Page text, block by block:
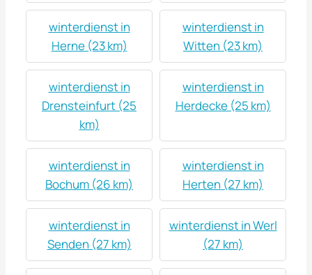
winterdienst in
Herne (23 km)
winterdienst in
Witten (23 km)
winterdienst in
Drensteinfurt (25
km)
winterdienst in
Herdecke (25 km)
winterdienst in
Bochum (26 km)
winterdienst in
Herten (27 km)
winterdienst in
Senden (27 km)
winterdienst in Werl
(27 km)